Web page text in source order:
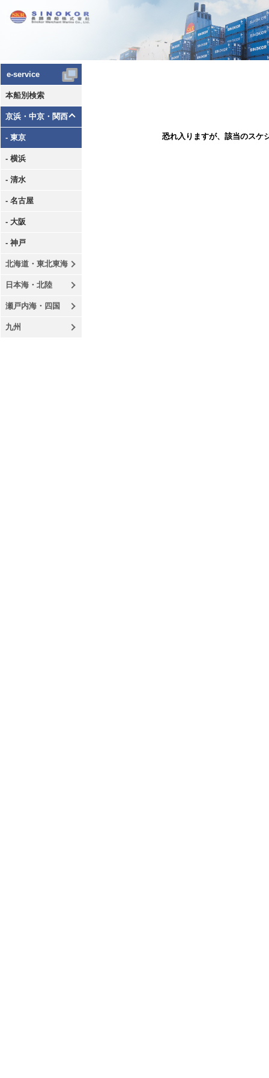
e-service
本船別検索
京浜・中京・関西
- 東京
- 横浜
- 清水
- 名古屋
- 大阪
- 神戸
北海道・東北東海
日本海・北陸
瀬戸内海・四国
九州
恐れ入りますが、該当のスケ